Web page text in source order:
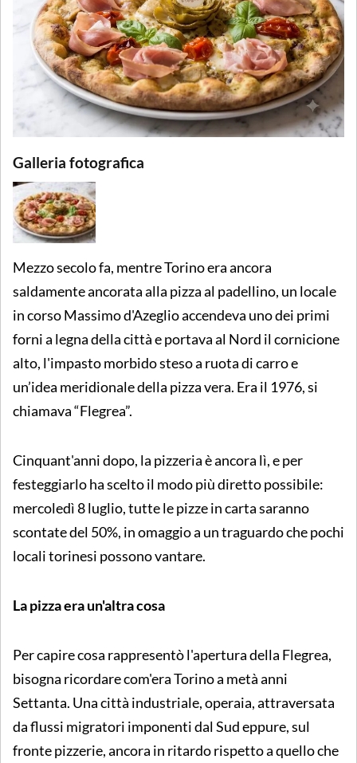
Galleria fotografica
Mezzo secolo fa, mentre Torino era ancora
saldamente ancorata alla pizza al padellino, un locale
in corso Massimo d'Azeglio accendeva uno dei primi
forni a legna della città e portava al Nord il cornicione
alto, l'impasto morbido steso a ruota di carro e
un’idea meridionale della pizza vera. Era il 1976, si
chiamava “Flegrea”.
Cinquant'anni dopo, la pizzeria è ancora lì, e per
festeggiarlo ha scelto il modo più diretto possibile:
mercoledì 8 luglio, tutte le pizze in carta saranno
scontate del 50%, in omaggio a un traguardo che pochi
locali torinesi possono vantare.
La pizza era un'altra cosa
Per capire cosa rappresentò l'apertura della Flegrea,
bisogna ricordare com'era Torino a metà anni
Settanta. Una città industriale, operaia, attraversata
da flussi migratori imponenti dal Sud eppure, sul
fronte pizzerie, ancora in ritardo rispetto a quello che